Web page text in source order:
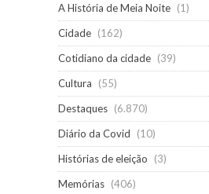
A História de Meia Noite (1)
Cidade (162)
Cotidiano da cidade (39)
Cultura
(55)
Destaques (6.870)
Diário da Covid
(10)
Histórias de eleição
(3)
Memórias (406)